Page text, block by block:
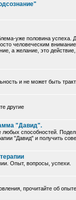
уже половина успеха.
человеческим
а желание, это
и не может быть
другие
"Давид".
любых способностей.
"Давид" и получить
Опыт, вопросы, успехи.
прочитайте об